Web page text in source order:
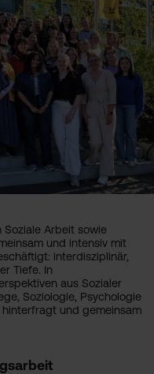
Soziale Arbeit sowie
und intensiv mit
interdisziplinär,
Tiefe. In
aus Sozialer
Soziologie, Psychologie
und gemeinsam